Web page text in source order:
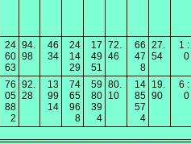
24
60
63
94.
98
46
34
24
14
29
17
49
51
72.
46
66
47
8
27.
54
1 :
0
76
05
88
2
92.
28
13
99
14
74
65
96
8
59
80
39
4
80.
10
14
85
57
4
19.
90
6 :
0